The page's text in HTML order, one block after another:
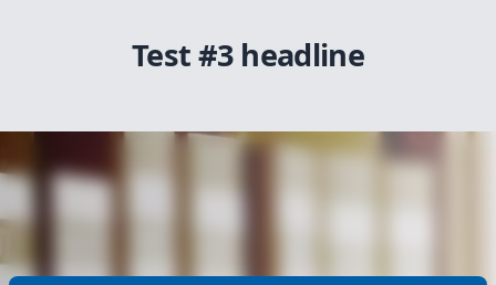
Test #3 headline